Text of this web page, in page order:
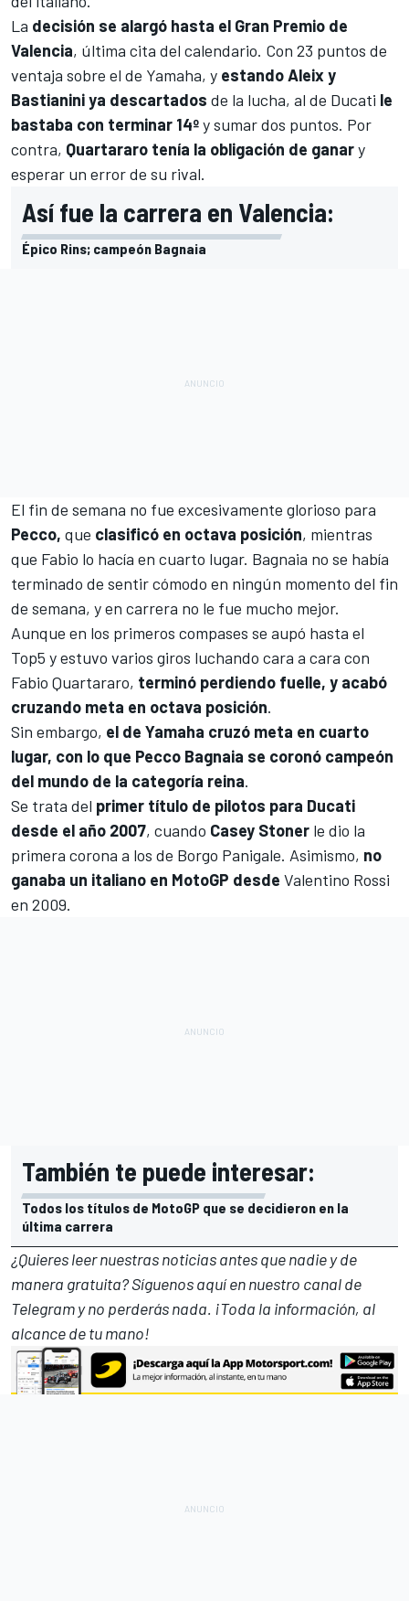
La decisión se alargó hasta el Gran Premio de
Valencia, última cita del calendario. Con 23 puntos de
ventaja sobre el de Yamaha, y estando Aleix y
Bastianini ya descartados de la lucha, al de Ducati le
bastaba con terminar 14ºy sumar dos puntos. Por
contra, Quartararo tenía la obligación de ganary
esperar un error de su rival.
Así fue la carrera en Valencia:
Épico Rins; campeón Bagnaia
El fin de semana no fue excesivamente glorioso para
Pecco, que clasificó en octava posición, mientras
que Fabio lo hacía en cuarto lugar. Bagnaia no se había
terminado de sentir cómodo en ningún momento del fin
de semana, y en carrera no le fue mucho mejor.
Aunque en los primeros compases se aupó hasta el
Top5 y estuvo varios giros luchando cara a cara con
Fabio Quartararo, terminó perdiendo fuelle, y acabó
cruzando meta en octava posición.
Sin embargo, el de Yamaha cruzó meta en cuarto
lugar, con lo que Pecco Bagnaia se coronó campeón
del mundo de la categoría reina.
Se trata del primer título de pilotos para Ducati
desde el año 2007, cuando Casey Stoner le dio la
primera corona a los de Borgo Panigale. Asimismo, no
ganaba un italiano en MotoGP desde Valentino Rossi
en 2009.
También te puede interesar:
Todos los títulos de MotoGP que se decidieron en la
última carrera
¿Quieres leer nuestras noticias antes que nadie y de
manera gratuita? Síguenosaquí en nuestro canal de
Telegramy no perderás nada. ¡Toda la información, al
alcance de tu mano!